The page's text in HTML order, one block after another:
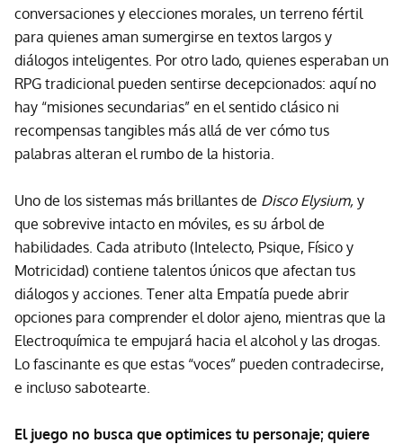
conversaciones y elecciones morales, un terreno fértil
para quienes aman sumergirse en textos largos y
diálogos inteligentes. Por otro lado, quienes esperaban un
RPG tradicional pueden sentirse decepcionados: aquí no
hay “misiones secundarias” en el sentido clásico ni
recompensas tangibles más allá de ver cómo tus
palabras alteran el rumbo de la historia.
Uno de los sistemas más brillantes de Disco Elysium, y
que sobrevive intacto en móviles, es su árbol de
habilidades. Cada atributo (Intelecto, Psique, Físico y
Motricidad) contiene talentos únicos que afectan tus
diálogos y acciones. Tener alta Empatía puede abrir
opciones para comprender el dolor ajeno, mientras que la
Electroquímica te empujará hacia el alcohol y las drogas.
Lo fascinante es que estas “voces” pueden contradecirse,
e incluso sabotearte.
El juego no busca que optimices tu personaje; quiere